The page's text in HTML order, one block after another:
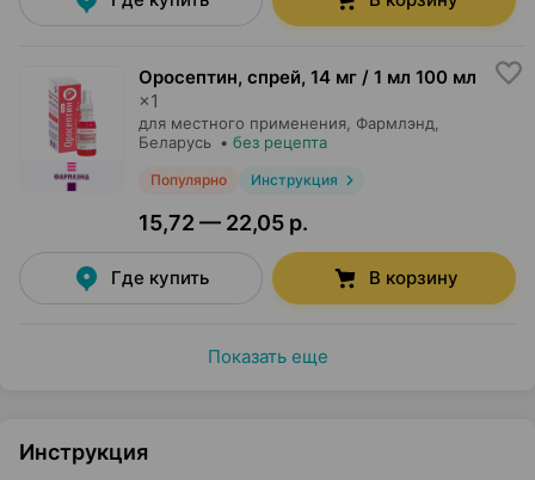
Оросептин, спрей, 14 мг / 1 мл 100 мл
×1
для местного применения, Фармлэнд
Беларусь • без рецепта
Популярно Инструкция
15,72 — 22,05 р.
Где купить В корзину
Показать еще
Инструкция